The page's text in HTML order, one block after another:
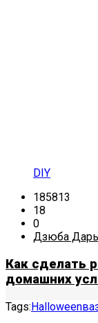
DIY
185813
18
0
Дзюба
Как сделать
домашних
Tags:Halloween